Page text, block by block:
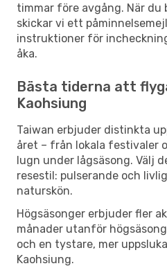
timmar före avgång. När du
skickar vi ett
instruktioner för
åka.
Bästa tiderna att
Kaohsiung
Taiwan erbjuder distinkta
året – från lokala festivaler
lugn under lågsäsong. Välj
resestil: pulserande och
naturskön.
Högsäsonger erbjuder fler
månader utanför
och en tystare, mer
Kaohsiung.